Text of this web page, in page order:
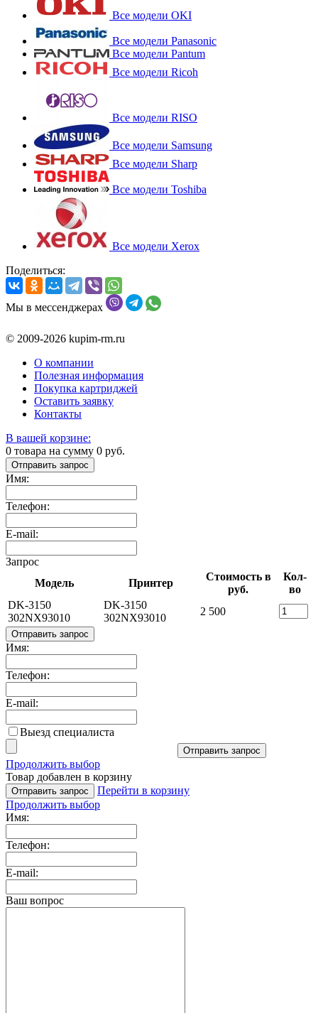
Все модели OKI
Все модели Panasonic
Все модели Pantum
Все модели Ricoh
Все модели RISO
Все модели Samsung
Все модели Sharp
Все модели Toshiba
Все модели Xerox
Поделиться:
Мы в мессенджерах
© 2009-2026 kupim-rm.ru
О компании
Полезная информация
Покупка картриджей
Оставить заявку
Контакты
В вашей корзине:
0 товара на сумму 0 руб.
Отправить запрос
Имя:
Телефон:
E-mail:
Запрос
Модель
Принтер
Стоимость в
руб.
Кол-
во
DK-3150
302NX93010
DK-3150
302NX93010
2 500
Отправить запрос
Имя:
Телефон:
E-mail:
Выезд специалиста
Отправить запрос
Продолжить выбор
Товар добавлен в корзину
Отправить запрос
Перейти в корзину
Продолжить выбор
Имя:
Телефон:
E-mail:
Ваш вопрос